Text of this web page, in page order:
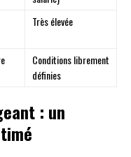
Très élevée
Conditions librement
définies
: un